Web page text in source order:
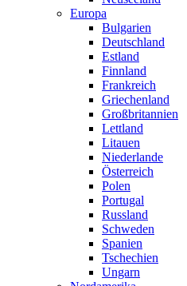
Europa
Bulgarien
Deutschland
Estland
Finnland
Frankreich
Griechenland
Großbritannien
Lettland
Litauen
Niederlande
Österreich
Polen
Portugal
Russland
Schweden
Spanien
Tschechien
Ungarn